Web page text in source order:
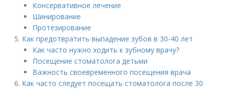
Консервативное лечение
Шинирование
Протезирование
Как предотвратить выпадение зубов в 30-40 лет
Как часто нужно ходить к зубному врачу?
Посещение стоматолога детьми
Важность своевременного посещения врача
Как часто следует посещать стоматолога после 30